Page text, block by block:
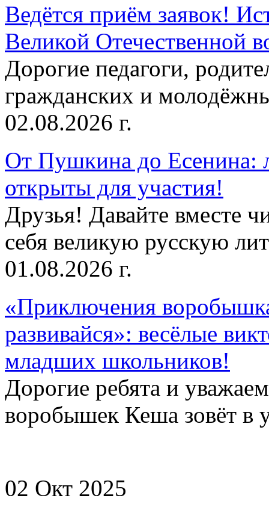
Ведётся приём заявок!
Великой Отечественной
Дорогие педагоги,
гражданских и
02.08.2026 г.
От Пушкина до Есенина:
открыты для участия!
Друзья! Давайте вместе
себя великую русскую
01.08.2026 г.
«Приключения
развивайся»: весёлые
младших школьников!
Дорогие ребята и
воробышек Кеша зовёт в
02 Окт 2025